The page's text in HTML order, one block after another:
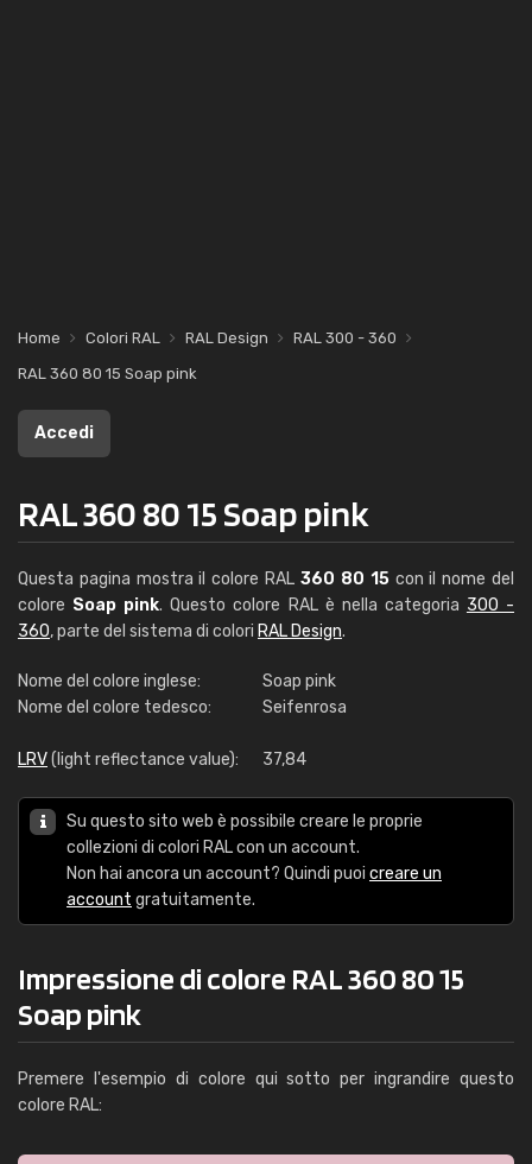
Home Colori RAL RAL Design
RAL 300 - 360
RAL 360 80 15 Soap pink
Accedi
RAL 360 80 15 Soap pink
Questa pagina mostra il colore RAL 360 80 15con il nome del
colore Soap pink. Questo colore RAL è nella categoria 300 -
360, parte del sistema di colori RAL Design.
Nome del colore inglese:
Soap pink
Nome del colore tedesco:
Seifenrosa
LRV(light reflectance value): 37,84
Su questo sito web è possibile creare le proprie
collezioni di colori RAL con un account.
Non hai ancora un account? Quindi puoi creare un
account gratuitamente.
Impressione di colore RAL 360 80 15
Soap pink
Premere l'esempio di colore qui sotto per ingrandire questo
colore RAL: